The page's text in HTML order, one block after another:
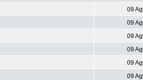
09
09
09
09
09
09